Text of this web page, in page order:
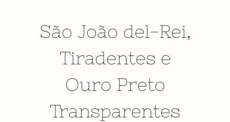
São João del-Rei,
Tiradentes e
Ouro Preto
Transparentes